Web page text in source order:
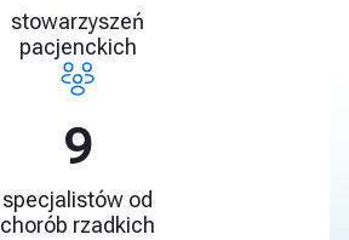
stowarzyszeń
pacjenckich
13
specjalistów od
chorób rzadkich